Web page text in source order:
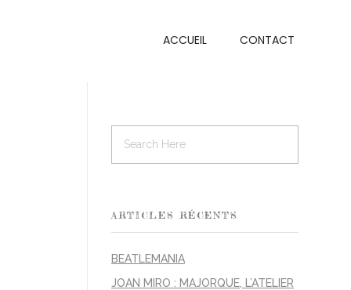
ACCUEIL CONTACT
ARTICLES RÉCENTS
BEATLEMANIA
JOAN MIRO : MAJORQUE, L’ATELIER